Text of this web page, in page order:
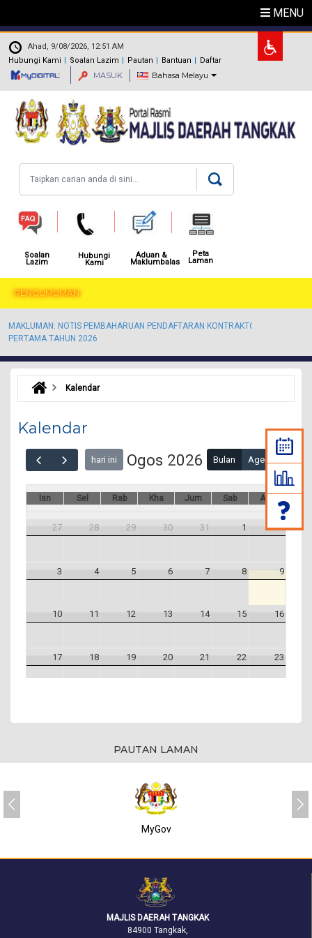
MENU
.
Ahad, 9/08/2026, 12:51 AM
Hubungi Kami
Soalan Lazim Pautan Bantuan Daftar
MASUK Bahasa Melayu
Soalan
Lazim
Hubungi
Kami
Aduan &
Maklumbalas
Peta
Laman
PENGUMUMAN
MAKLUMAN: NOTIS PEMBAHARUAN PENDAFTARAN KONTRAKTOR KALI
PERTAMA TAHUN 2026
Kalendar
Kalendar
hari ini Ogos 2026 Bulan Agenda
Isn Sel Rab Kha Jum Sab Ahd
27 28 29 30 31 1 2
3 4 5 6 7 8 9
10 11 12 13 14 15 16
17 18 19 20 21 22 23
PAUTAN LAMAN
MyGov
MAJLIS DAERAH TANGKAK
84900 Tangkak,